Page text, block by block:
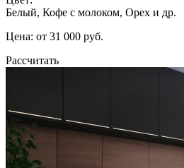
Белый, Кофе с молоком, Орех и др.
Цена: от 31 000 руб.
Рассчитать